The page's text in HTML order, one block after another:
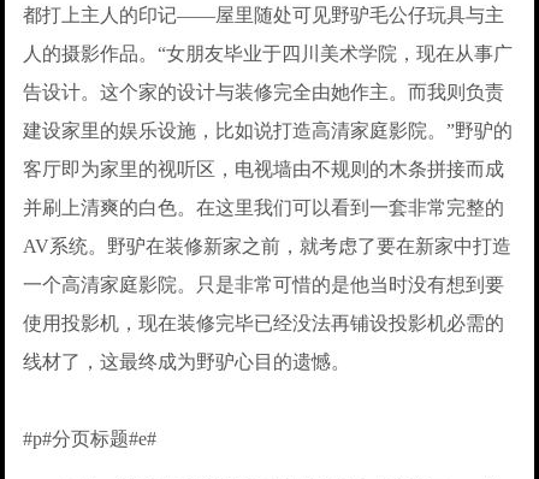
都打上主人的印记——屋里随处可见野驴毛公仔玩具与主
人的摄影作品。“女朋友毕业于四川美术学院，现在从事广
告设计。这个家的设计与装修完全由她作主。而我则负责
建设家里的娱乐设施，比如说打造高清家庭影院。”野驴的
客厅即为家里的视听区，电视墙由不规则的木条拼接而成
并刷上清爽的白色。在这里我们可以看到一套非常完整的
AV系统。野驴在装修新家之前，就考虑了要在新家中打造
一个高清家庭影院。只是非常可惜的是他当时没有想到要
使用投影机，现在装修完毕已经没法再铺设投影机必需的
线材了，这最终成为野驴心目的遗憾。
#p#分页标题#e#